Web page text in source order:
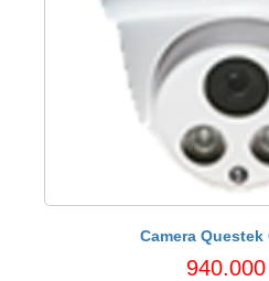
Camera Questek